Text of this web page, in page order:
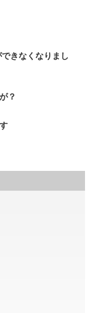
きなくなりまし
？